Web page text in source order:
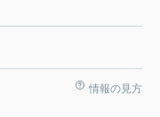
情報の見方